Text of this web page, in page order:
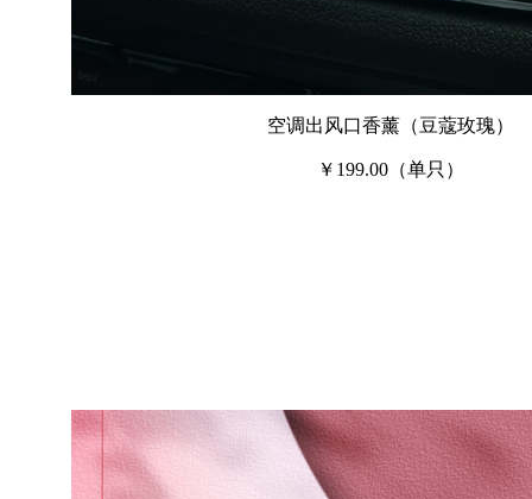
空调出风口香薰（豆蔻玫瑰）
￥199.00（单只）